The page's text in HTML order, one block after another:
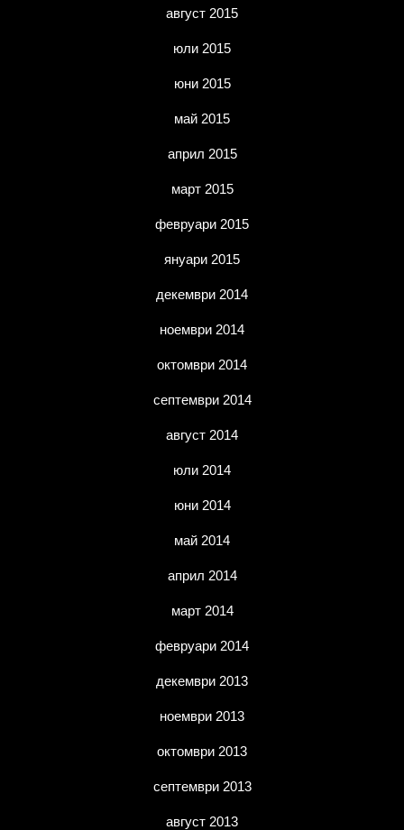
август 2015
юли 2015
юни 2015
май 2015
април 2015
март 2015
февруари 2015
януари 2015
декември 2014
ноември 2014
октомври 2014
септември 2014
август 2014
юли 2014
юни 2014
май 2014
април 2014
март 2014
февруари 2014
декември 2013
ноември 2013
октомври 2013
септември 2013
август 2013